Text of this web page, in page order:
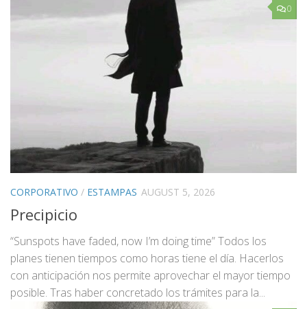
0
CORPORATIVO / ESTAMPAS AUGUST 5, 2026
Precipicio
“Sunspots have faded, now I’m doing time” Todos los
planes tienen tiempos como horas tiene el día. Hacerlos
con anticipación nos permite aprovechar el mayor tiempo
posible. Tras haber concretado los trámites para la...